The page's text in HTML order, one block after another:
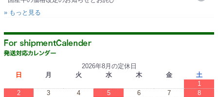
» もっと見る
2026年8月の定休日
日
月 火 水 木 金
土
1
2
3 4 5 6 7
8